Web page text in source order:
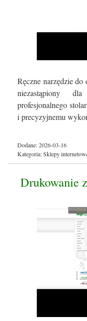
Ręczne narzędzie
niezastąpiony
profesjonalnego
i precyzyjnemu
Dodane: 2026-03-16
Kategoria: Sklepy